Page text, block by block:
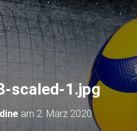
scaled-1.jpg
am 2. März 2020